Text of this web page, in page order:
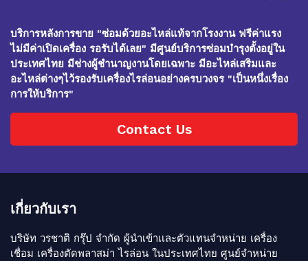
บริการหลังการขาย "ซ่อมด้วยอะไหล่แท้จากโรงงาน ฟรีค่าแรง
ไม่มีค่าเปิดเครื่อง รอรับได้เลย" มีศูนย์บริการซ่อมบำรุงตั้งอยู่ใน
ประเทศไทย มีช่างผู้ชำนาญงานโดยเฉพาะ มีอะไหล่เสริมและ
อะไหล่ต่างๆไว้รองรับเครื่องไรล่อนอย่างครบวงจร "เป็นหนึ่งเรื่อง
การให้บริการ"
Contact Us
เกี่ยวกับเรา
บริษัท วรชาติ กรุ๊ป จำกัด ผู้นำเข้าเเละตัวแทนจำหน่าย เครื่อง
เชื่อม เครื่องตัดพลาสม่า ไรล่อน ในประเทศไทย ศูนย์จำหน่าย